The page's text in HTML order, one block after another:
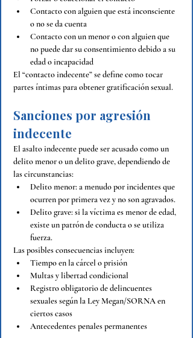
Contacto con alguien que está inconsciente
o no se da cuenta
Contacto con un menor o con alguien que
no puede dar su consentimiento debido a su
edad o incapacidad
El “contacto indecente” se define como tocar
partes íntimas para obtener gratificación sexual.
Sanciones por agresión
indecente
El asalto indecente puede ser acusado como un
delito menor o un delito grave, dependiendo de
las circunstancias:
Delito menor: a menudo por incidentes que
ocurren por primera vez y no son agravados.
Delito grave: si la víctima es menor de edad,
existe un patrón de conducta o se utiliza
fuerza.
Las posibles consecuencias incluyen:
Tiempo en la cárcel o prisión
Multas y libertad condicional
Registro obligatorio de delincuentes
sexuales según la Ley Megan/SORNA en
ciertos casos
Antecedentes penales permanentes